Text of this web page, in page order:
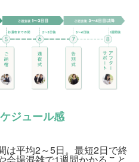
ジュール感
は平均2～5日。最短2日で終
会場混雑で1週間かかること